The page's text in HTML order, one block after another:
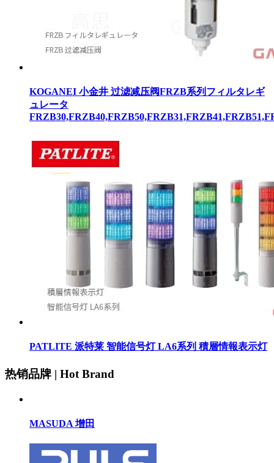
KOGANEI 小金井 过滤减压阀FRZB系列フィルタレギ
ュレータ
PATLITE 派特莱 智能信号灯 LA6系列 積層情報表示灯
热销品牌 | Hot Brand
MASUDA 增田